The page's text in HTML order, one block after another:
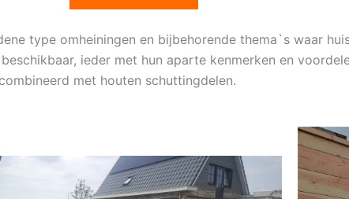
type omheiningen en bijbehorende thema`s waar
ieder met hun aparte kenmerken en
met houten schuttingdelen.